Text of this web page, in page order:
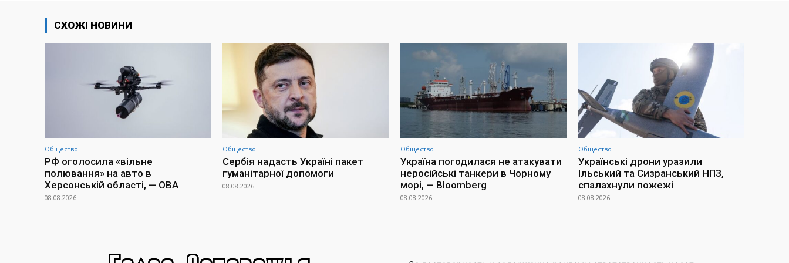
СХОЖІ НОВИНИ
Общество
РФ оголосила «вільне
полювання» на авто в
Херсонській області, — ОВА
08.08.2026
Общество
Сербія надасть Україні пакет
гуманітарної допомоги
08.08.2026
Общество
Україна погодилася не атакувати
неросійські танкери в Чорному
морі, — Bloomberg
08.08.2026
Общество
Українські дрони уразили
Ільський та Сизранський НПЗ,
спалахнули пожежі
08.08.2026